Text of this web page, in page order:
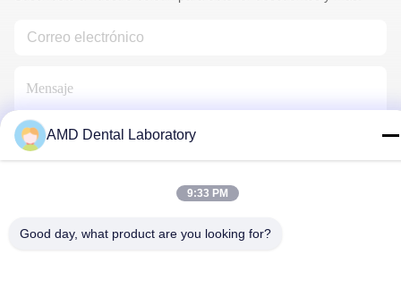
Éntrenos En Contacto Con
AMD Dental Laboratory
9:33 PM
Good day, what product are you looking for?